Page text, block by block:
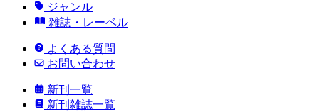
ジャンル
雑誌・レーベル
よくある質問
お問い合わせ
新刊一覧
新刊雑誌一覧